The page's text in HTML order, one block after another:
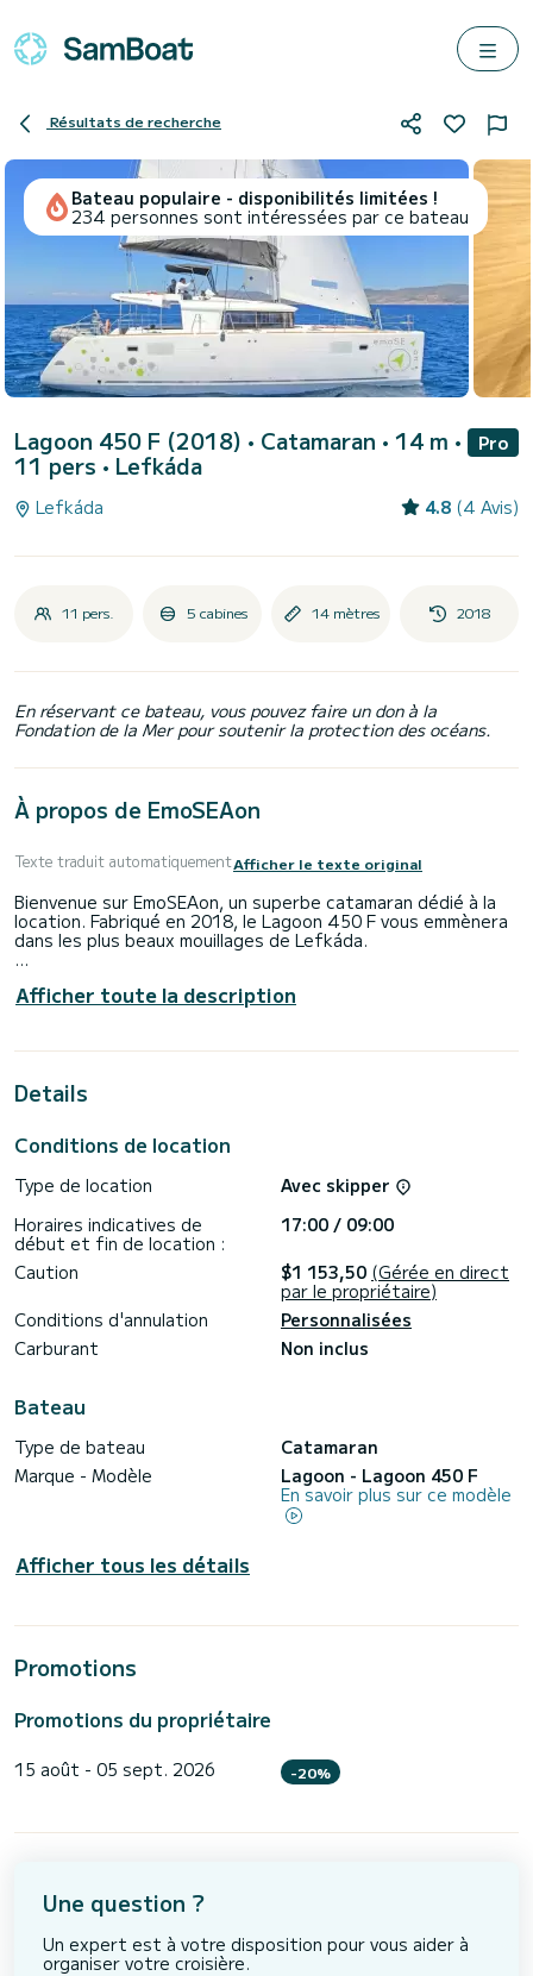
Résultats de recherche
Bateau populaire - disponibilités limitées !
234 personnes sont intéressées par ce bateau
Lagoon 450 F (2018) • Catamaran • 14 m •
11 pers • Lefkáda
Pro
Lefkáda 4.8 (4 Avis)
11 pers. 5 cabines 14 mètres 2018
En réservant ce bateau, vous pouvez faire un don à la
Fondation de la Mer pour soutenir la protection des océans.
À propos de EmoSEAon
Texte traduit automatiquementAfficher le texte original
Bienvenue sur EmoSEAon, un superbe catamaran dédié à la
location. Fabriqué en 2018, le Lagoon 450 F vous emmènera
dans les plus beaux mouillages de Lefkáda.
capacité d'embarcation de 10 personnes. Avec une longueur
totale de 14 mètres, il sera votre meilleur allié pour passer
de Lefkáda
Pour votre confort, EmoSEAon possède 4 toilettes avec
Ce bateau est équipé d'une Grand voile lattée et d'un
sur le bouton « obtenir un devis », un expert SamBoat vous
Afficher toute la description
Details
Conditions de location
Type de location
Avec skipper
Horaires indicatives de
début et fin de location :
17:00 / 09:00
Caution
$1 153,50 (Gérée en direct
par le propriétaire)
Conditions d'annulation
Personnalisées
Carburant
Non inclus
Bateau
Type de bateau
Catamaran
Marque - Modèle
Lagoon - Lagoon 450 F
En savoir plus sur ce modèle
Afficher tous les détails
Promotions
Promotions du propriétaire
15 août - 05 sept. 2026 -20%
Une question ?
Un expert est à votre disposition pour vous aider à
organiser votre croisière.